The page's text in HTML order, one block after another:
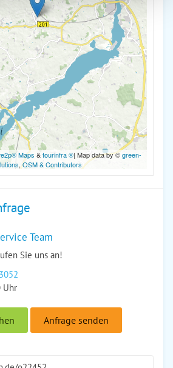
Maps &tourinfra ®| Map data by ©green-
,OSM & Contributors
Team
Sie uns an!
Uhr
Anfrage senden